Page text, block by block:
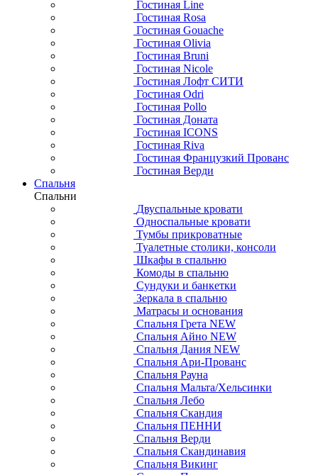
Гостиная Line
Гостиная Rosa
Гостиная Gouache
Гостиная Olivia
Гостиная Bruni
Гостиная Nicole
Гостиная Лофт СИТИ
Гостиная Odri
Гостиная Pollo
Гостиная Доната
Гостиная ICONS
Гостиная Riva
Гостиная Французкий Прованс
Гостиная Верди
Спальня
Спальни
Двуспальные кровати
Односпальные кровати
Тумбы прикроватные
Туалетные столики, консоли
Шкафы в спальню
Комоды в спальню
Сундуки и банкетки
Зеркала в спальню
Матрасы и основания
Спальня Грета NEW
Спальня Айно NEW
Спальня Дания NEW
Спальня Ари-Прованс
Спальня Рауна
Спальня Мальта/Хельсинки
Спальня Лебо
Спальня Скандия
Спальня ПЕННИ
Спальня Верди
Спальня Скандинавия
Спальня Викинг